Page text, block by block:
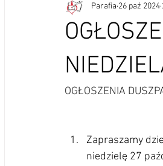
Parafia 26 paź 2024
OGŁOSZENIA
Zapraszamy
niedzielę 27